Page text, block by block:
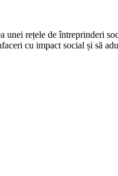
rețele de întreprinderi
cu impact social și să